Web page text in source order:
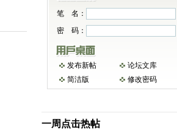
笔 名：
密 码：
发布新帖 论坛文库
简洁版
修改密码
一周点击热帖